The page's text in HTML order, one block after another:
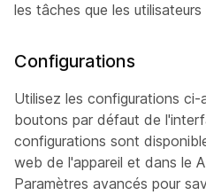
les tâches que les
Configurations
Utilisez les configurations ci-
boutons par défaut de
configurations sont
web de l'appareil et dans le
Paramètres avancés pour